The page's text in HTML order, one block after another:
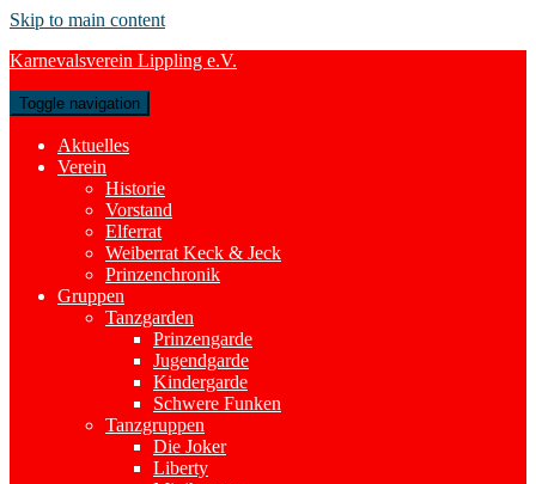
Skip to main content
Karnevalsverein Lippling e.V.
Toggle navigation
Aktuelles
Verein
Historie
Vorstand
Elferrat
Weiberrat Keck & Jeck
Prinzenchronik
Gruppen
Tanzgarden
Prinzengarde
Jugendgarde
Kindergarde
Schwere Funken
Tanzgruppen
Die Joker
Liberty